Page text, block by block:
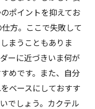
ポイントを抑えてお
方。ここで失敗して
まうこともありま
ーに近づきいま何が
めです。また、自分
ベースにしておすす
でしょう。カクテル